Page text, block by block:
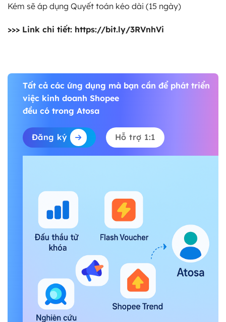
Kém sẽ áp dụng Quyết toán kéo dài (15 ngày)
>>> Link chi tiết: https://bit.ly/3RVnhVi
Tất cả các ứng dụng mà bạn cần để phát triển
việc kinh doanh Shopee
đều có trong Atosa
Đăng ký Hỗ trợ 1:1